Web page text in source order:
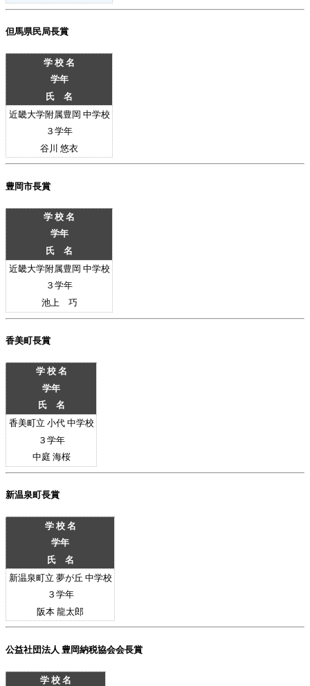
但馬県民局長賞
学 校 名
学年
氏 名
近畿大学附属豊岡 中学校
３ 学年
谷川 悠衣
豊岡市長賞
学 校 名
学年
氏 名
近畿大学附属豊岡 中学校
３ 学年
池上 巧
香美町長賞
学 校 名
学年
氏 名
香美町立 小代 中学校
３ 学年
中庭 海桜
新温泉町長賞
学 校 名
学年
氏 名
新温泉町立 夢が丘 中学校
３ 学年
阪本 龍太郎
公益社団法人 豊岡納税協会会長賞
学 校 名